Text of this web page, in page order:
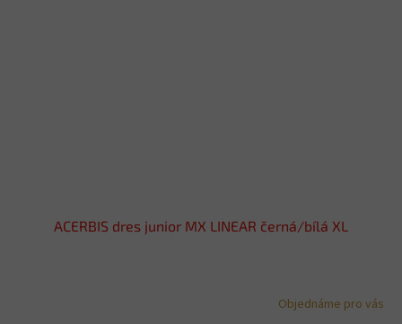
ACERBIS dres junior MX LINEAR černá/bílá XL
Objednáme pro vás